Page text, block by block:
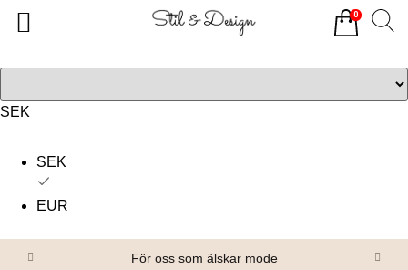
SEK
SEK
EUR
För oss som älskar mode
0
Alla produkter
Om oss